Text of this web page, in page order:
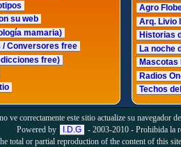
su web
mamaria)
/ Conversores free
free)
Agro
Arq. Livio
Historias
La noche
Mascotas
Radios
Techos
ve correctamente este sitio actualize su navegador
Powered by
I.D.G
- 2003-2010 - Prohibida la
total or partial reproduction of the content of this